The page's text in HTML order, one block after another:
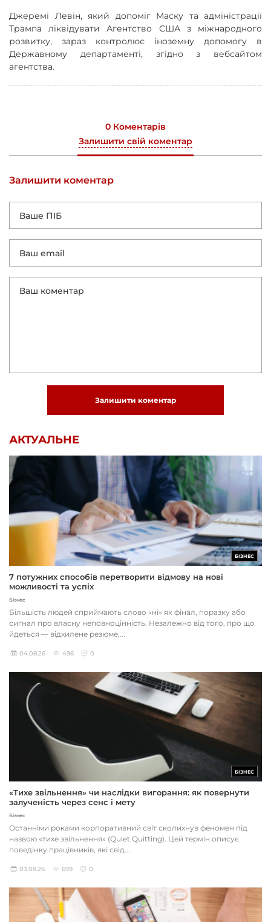
Джеремі Левін, який допоміг Маску та адміністрації
Трампа ліквідувати Агентство США з міжнародного
розвитку, зараз контролює іноземну допомогу в
Державному департаменті, згідно з вебсайтом
агентства.
0 Коментарів
Залишити свій коментар
Залишити коментар
Залишити коментар
АКТУАЛЬНЕ
БІЗНЕС
7 потужних способів перетворити відмову на нові
можливості та успіх
Бізнес
Більшість людей сприймають слово «ні» як фінал, поразку або
сигнал про власну неповноцінність. Незалежно від того, про що
йдеться — відхилене резюме,...
04.08.26 496 0
БІЗНЕС
«Тихе звільнення» чи наслідки вигорання: як повернути
залученість через сенс і мету
Бізнес
Останніми роками корпоративний світ сколихнув феномен під
назвою «тихе звільнення» (Quiet Quitting). Цей термін описує
поведінку працівників, які свід...
03.08.26 699 0